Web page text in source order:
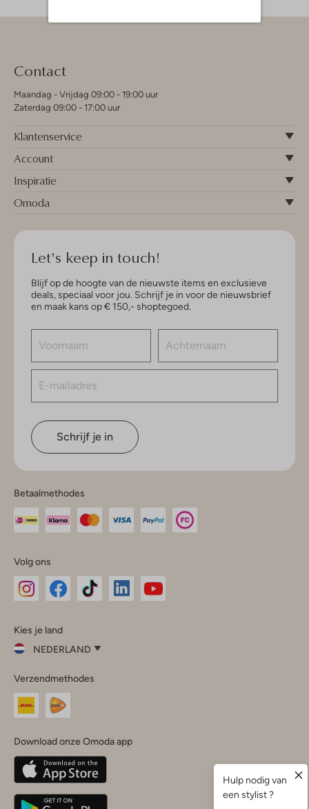
Contact
Maandag - Vrijdag 09:00 - 19:00 uur
Zaterdag 09:00 - 17:00 uur
Klantenservice
Account
Inspiratie
Omoda
Let's keep in touch!
Blijf op de hoogte van de nieuwste items en exclusieve
deals, speciaal voor jou. Schrijf je in voor de nieuwsbrief
en maak kans op € 150,- shoptegoed.
Schrijf je in
Betaalmethodes
Volg ons
InstagramFacebook
Kies je land
NEDERLAND
je
land
Nederland
Belgique(Français)
Deutschland
Verzendmethodes
Download onze Omoda app